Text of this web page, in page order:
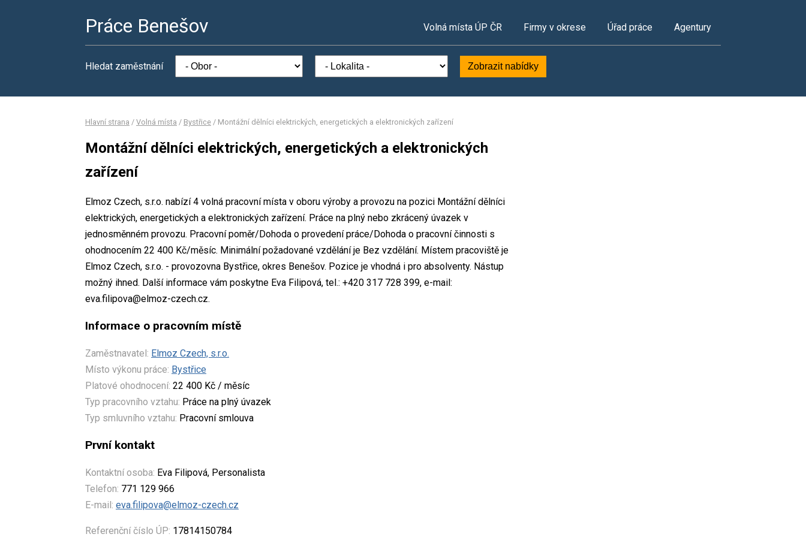
Práce Benešov Volná místa ÚP ČR Firmy v okrese Úřad práce Agentury
Hledat zaměstnání Zobrazit nabídky
Hlavní strana / Volná místa / Bystřice / Montážní dělníci elektrických, energetických a elektronických zařízení
Montážní dělníci elektrických, energetických a elektronických
zařízení
Elmoz Czech, s.r.o. nabízí 4 volná pracovní místa v oboru výroby a provozu na pozici Montážní dělníci
elektrických, energetických a elektronických zařízení. Práce na plný nebo zkrácený úvazek v
jednosměnném provozu. Pracovní poměr/Dohoda o provedení práce/Dohoda o pracovní činnosti s
ohodnocením 22 400 Kč/měsíc. Minimální požadované vzdělání je Bez vzdělání. Místem pracoviště je
Elmoz Czech, s.r.o. - provozovna Bystřice, okres Benešov. Pozice je vhodná i pro absolventy. Nástup
možný ihned. Další informace vám poskytne Eva Filipová, tel.: +420 317 728 399, e-mail:
eva.filipova@elmoz-czech.cz.
Informace o pracovním místě
Zaměstnavatel: Elmoz Czech, s.r.o.
Místo výkonu práce: Bystřice
Platové ohodnocení: 22 400 Kč / měsíc
Typ pracovního vztahu: Práce na plný úvazek
Typ smluvního vztahu: Pracovní smlouva
První kontakt
Kontaktní osoba: Eva Filipová, Personalista
Telefon: 771 129 966
E-mail: eva.filipova@elmoz-czech.cz
Referenční číslo ÚP: 17814150784